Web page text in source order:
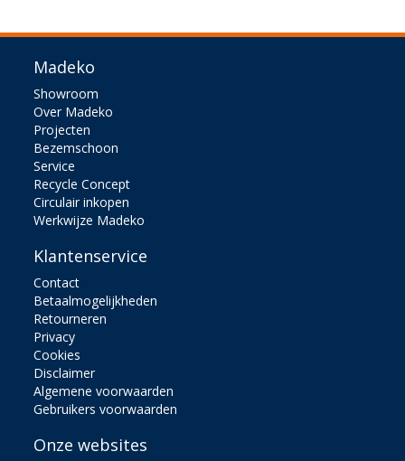
Madeko
Showroom
Over Madeko
Projecten
Bezemschoon
Service
Recycle Concept
Circulair inkopen
Werkwijze Madeko
Klantenservice
Contact
Betaalmogelijkheden
Retourneren
Privacy
Cookies
Disclaimer
Algemene voorwaarden
Gebruikers voorwaarden
Onze websites